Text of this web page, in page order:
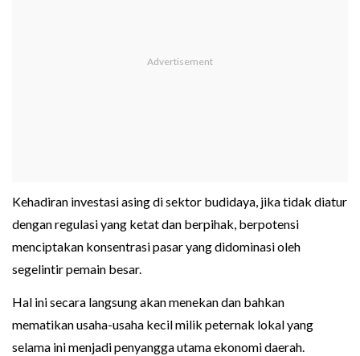
Kehadiran investasi asing di sektor budidaya, jika tidak diatur
dengan regulasi yang ketat dan berpihak, berpotensi
menciptakan konsentrasi pasar yang didominasi oleh
segelintir pemain besar.
Hal ini secara langsung akan menekan dan bahkan
mematikan usaha-usaha kecil milik peternak lokal yang
selama ini menjadi penyangga utama ekonomi daerah.